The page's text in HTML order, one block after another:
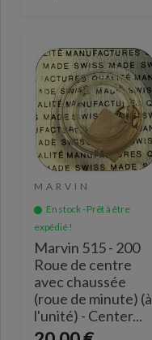
MARVIN
En stock - Prêt à être
expédié !
Marvin 515 - 200
Roue de centre
avec chaussée
(roue de minute) (à
l'unité) - Center...